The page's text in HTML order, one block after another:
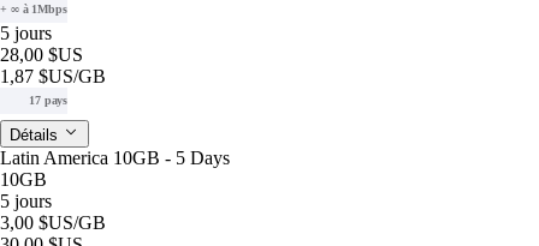
+ ∞ à 1Mbps
5 jours
28,00 $US
1,87 $US/GB
17 pays
Détails
Latin America 10GB - 5 Days
10GB
5 jours
3,00 $US/GB